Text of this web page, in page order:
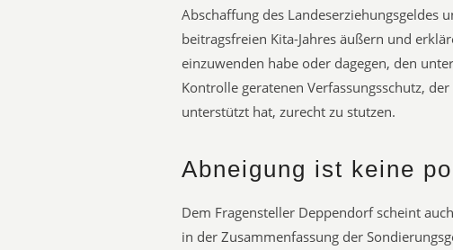
Abschaffung des Landeserziehungsgeldes
beitragsfreien Kita-Jahres äußern und
einzuwenden habe oder dagegen, den
Kontrolle geratenen Verfassungsschutz,
unterstützt hat, zurecht zu stutzen.
Abneigung ist keine
Dem Fragensteller Deppendorf scheint
in der Zusammenfassung der